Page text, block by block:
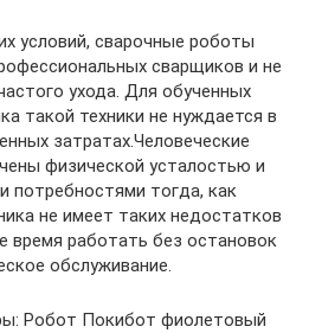
условий, сварочные роботы
сварщиков и не
ухода. Для обученных
такой техники не нуждается в
затратах.Человеческие
физической усталостью и
потребностями тогда, как
не имеет таких недостатков
время работать без остановок
обслуживание.
Робот Покибот фиолетовый